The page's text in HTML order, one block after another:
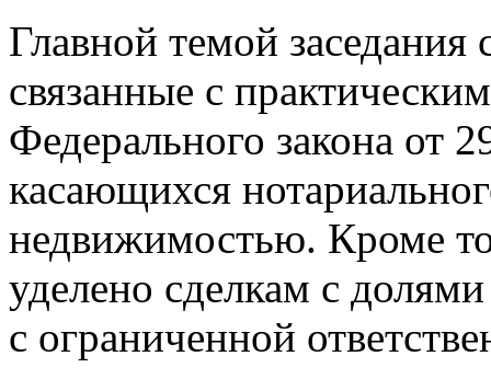
Главной темой заседания
связанные с
Федерального закона от
касающихся
недвижимостью. Кроме
уделено сделкам с
с ограниченной